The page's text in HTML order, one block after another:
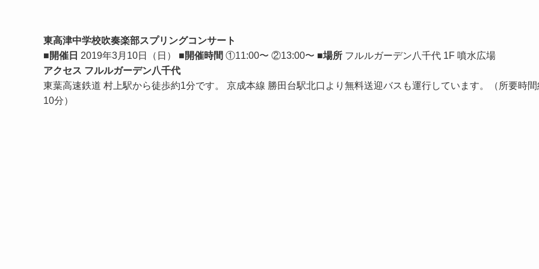
東高津中学校吹奏楽部スプリングコンサート
■開催日 2019年3月10日（日） ■開催時間 ①11:00〜 ②13:00〜 ■場所 フルルガーデン八千代 1F 噴水広場
アクセス フルルガーデン八千代
東葉高速鉄道 村上駅から徒歩約1分です。 京成本線 勝田台駅北口より無料送迎バスも運行しています。（所要時間
10分）